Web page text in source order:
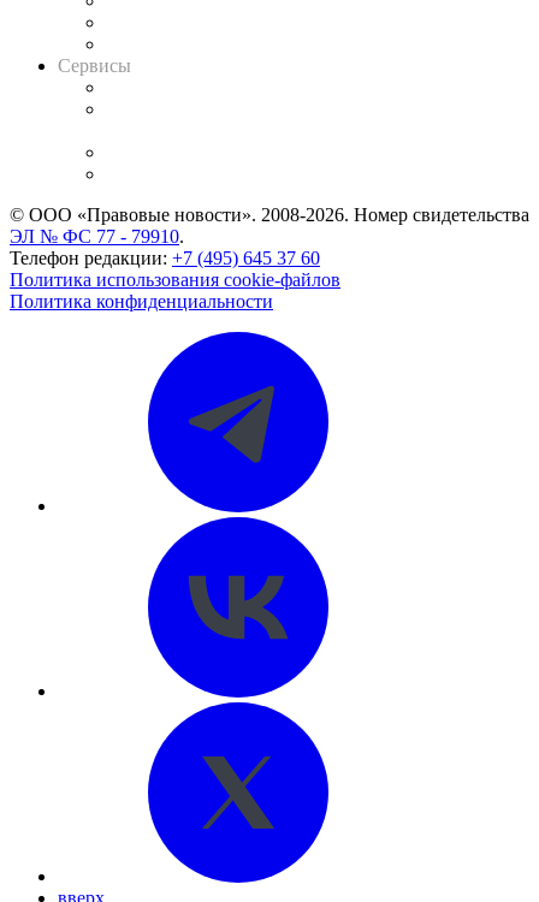
Сервисы
© ООО «Правовые новости». 2008-2026. Номер свидетельства
ЭЛ № ФС 77 - 79910.
Телефон редакции: +7 (495) 645 37 60
Политика использования cookie-файлов
Политика конфиденциальности
вверх